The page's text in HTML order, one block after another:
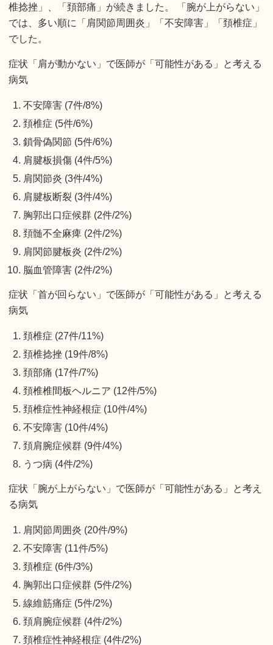
椎捻挫」、「頚部痛」が続きました。 「腕が上がらない」
では、多い順に「肩関節周囲炎」「不安障害」「頚椎症」
でした。
症状「肩が動かない」で医師が「可能性がある」と考える
病気
不安障害 (7件/8%)
頚椎症 (5件/6%)
鎖骨偽関節 (5件/6%)
肩腱板損傷 (4件/5%)
肩関節炎 (3件/4%)
肩腱板断裂 (3件/4%)
胸郭出口症候群 (2件/2%)
頚髄不全麻痺 (2件/2%)
肩関節腱板炎 (2件/2%)
脳血管障害 (2件/2%)
症状「首が回らない」で医師が「可能性がある」と考える
病気
頚椎症 (27件/11%)
頚椎捻挫 (19件/8%)
頚部痛 (17件/7%)
頚椎椎間板ヘルニア (12件/5%)
頚椎症性神経根症 (10件/4%)
不安障害 (10件/4%)
頚肩腕症候群 (9件/4%)
うつ病 (4件/2%)
症状「腕が上がらない」で医師が「可能性がある」と考え
る病気
肩関節周囲炎 (20件/9%)
不安障害 (11件/5%)
頚椎症 (6件/3%)
胸郭出口症候群 (5件/2%)
線維筋痛症 (5件/2%)
頚肩腕症候群 (4件/2%)
頚椎症性神経根症 (4件/2%)